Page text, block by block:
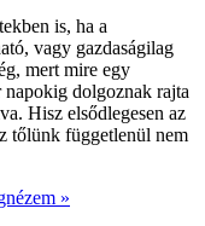
is, ha a
vagy gazdaságilag
mert mire egy
dolgoznak rajta
Hisz elsődlegesen az
tőlünk függetlenül nem
»